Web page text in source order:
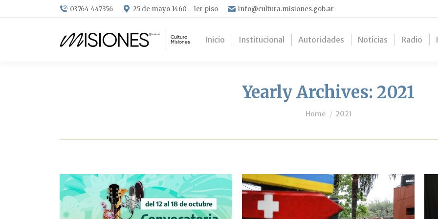
03764 447356 25 de mayo 1460 - 1er piso info@cultura.misiones.gob.ar
Inicio Institucional Autoridades Noticias Radio
Yearly Archives: 2021
You are here:
Home 2021